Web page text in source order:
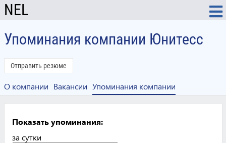
NEL
Упоминания компании Юнитесс
Отправить резюме
О компании Вакансии Упоминания компании
Показать упоминания:
за сутки